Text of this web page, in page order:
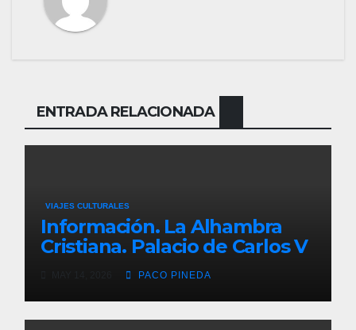
ENTRADA RELACIONADA
VIAJES CULTURALES
Información. La Alhambra
Cristiana. Palacio de Carlos V
PACO PINEDA